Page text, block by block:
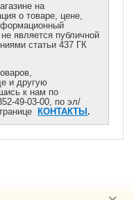
на
о товаре, цене,
является публичной
статьи 437 ГК
и другую
к нам по
49-03-00, по эл/
КОНТАКТЫ.